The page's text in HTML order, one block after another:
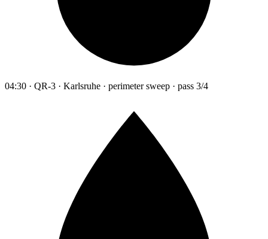
04:30 · QR-3 · Karlsruhe · perimeter sweep · pass 3/4